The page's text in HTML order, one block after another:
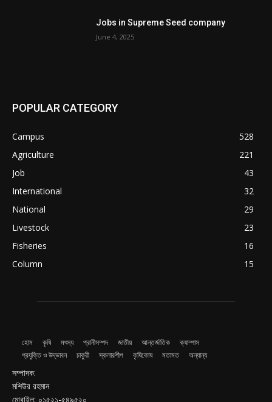
Jobs in Supreme Seed company
June 4, 2025
POPULAR CATEGORY
Campus
528
Agriculture
221
Job
43
International
32
National
29
Livestock
23
Fisheries
16
Column
15
হোম কৃষি মৎস্য প্রানীসম্পদ জাতীয় আন্তর্জাতিক
ক্যাম্পাস
প্রযুক্তি ও উদ্ভাবন
চাকুরী স্কলারশীপ কৃষিকোষ মতামত অন্যান্য
সম্পাদক:
মশিউর রহমান
মোবাইল: ০১৫২১-৫৪৯৫২০